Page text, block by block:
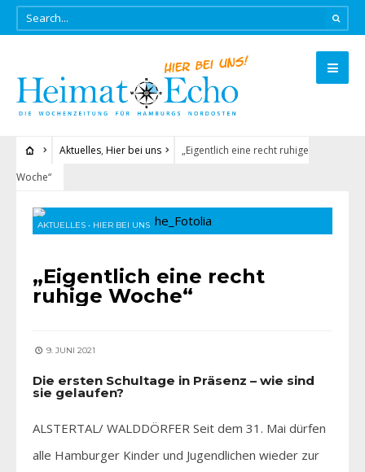
Aktuelles, Hier bei uns
„Eigentlich eine recht ruhige
Woche“
AKTUELLES • HIER BEI UNS
„Eigentlich eine recht
ruhige Woche“
9. JUNI 2021
Die ersten Schultage in Präsenz – wie sind
sie gelaufen?
ALSTERTAL/ WALDDÖRFER Seit dem 31. Mai dürfen
alle Hamburger Kinder und Jugendlichen wieder zur